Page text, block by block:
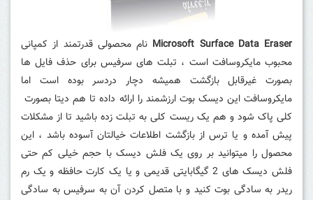
Microsoft Surface Data Eraser نام محصولی قدرتمند از کمپانی
محبوب مایکروسافت است ، تبلت های سرفیس برای حذف فایل ها
بصورت غیرقابل بازگشت همیشه دچار دردسر بوده است اما
مایکروسافت این دیسک بوت ارزشمند را ارائه داده تا هم دیتا بصورت
کلی پاک شود و هم یک ریست کلی به تبلت زده باشید تا از مشکلات
پیش آمده و یا ترس از بازگشت اطلاعات خیالتان آسوده باشد ، این
محصول را میتوانید بر روی یک فلش دیسک با حجم خیلی کم حتی
فلش دیسک های 2 گیگابایتی قدیمی و یا یک کارت حافظه و یک رم
ریدر به سادگی بوت کنید و با متصل کردن آن به سرفیس به سادگی